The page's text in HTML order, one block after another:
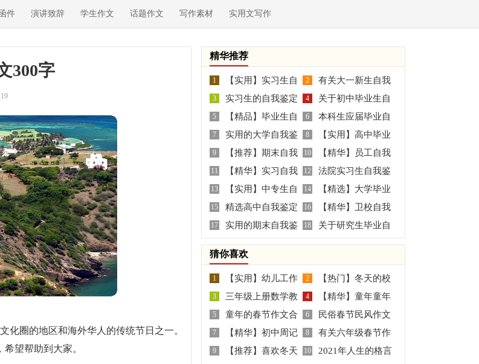
件 演讲致辞 学生作文 话题作文 写作素材 实用文写作
300字
化圈的地区和海外华人的传统节日之一。
望帮助到大家。
精华推荐
1
【实用】实习生自
我鉴定四篇
2
有关大一新生自我
鉴定4篇
3
实习生的自我鉴定
范文集合八篇
4
关于初中毕业生自
我鉴定锦集10篇
5
【精品】毕业生自
我鉴定锦集五篇
6
本科生应届毕业自
我鉴定
7
实用的大学自我鉴
定4篇
8
【实用】高中毕业
生的自我鉴定4篇
9
【推荐】期末自我
鉴定三篇
10
【精华】员工自我
鉴定四篇
11
【精华】实习自我
鉴定汇编六篇
12
法院实习生自我鉴
定8篇
13
【实用】中专生自
我鉴定七篇
14
【精选】大学毕业
生的自我鉴定四篇
15
精选高中自我鉴定
范文汇编九篇
16
【精华】卫校自我
鉴定4篇
17
实用的期末自我鉴
定汇总十篇
18
关于研究生毕业自
我鉴定四篇
猜你喜欢
1
【实用】幼儿工作
计划9篇
2
【热门】冬天的校
园作文
3
三年级上册数学教
学计划
4
【精华】童年童年
趣事作文四篇
5
童年的春节作文合
集5篇
6 民俗春节民风作文
7
【精华】初中周记
汇总九篇
8
有关六年级春节作
文合集8篇
9
【推荐】喜欢冬天
10
2021年人生的格言